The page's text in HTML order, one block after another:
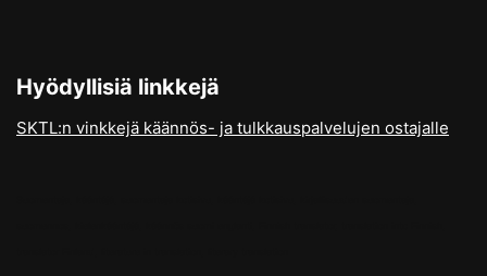
Hyödyllisiä linkkejä
SKTL:n vinkkejä käännös- ja tulkkauspalvelujen ostajalle